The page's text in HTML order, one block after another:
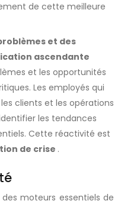
de cette meilleure
et des
ascendante
et les opportunités
Les employés qui
clients et les opérations
les tendances
Cette réactivité est
de crise .
moteurs essentiels de